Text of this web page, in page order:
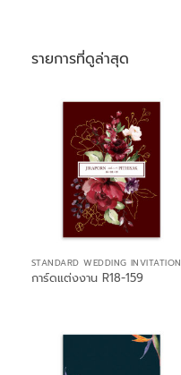
รายการที่ดูล่าสุด
STANDARD WEDDING INVITATION
การ์ดแต่งงาน R18-159